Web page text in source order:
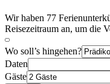
Wir haben 77
Reisezeitraum an, um die
Wo soll’s hingehen?
Daten
Gäste